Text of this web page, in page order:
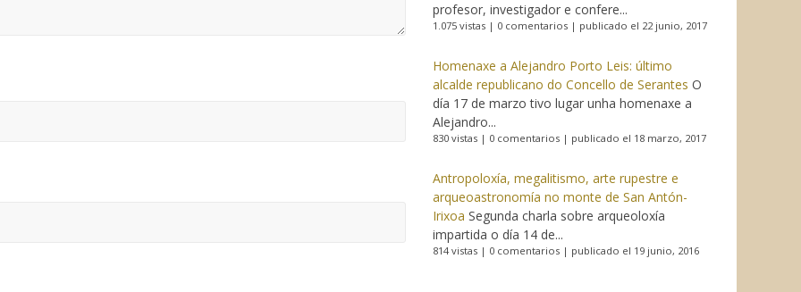
profesor, investigador e confere...
1.075 vistas | 0 comentarios | publicado el 22 junio, 2017
Homenaxe a Alejandro Porto Leis: último
alcalde republicano do Concello de Serantes O
día 17 de marzo tivo lugar unha homenaxe a
Alejandro...
830 vistas | 0 comentarios | publicado el 18 marzo, 2017
Antropoloxía, megalitismo, arte rupestre e
arqueoastronomía no monte de San Antón-
Irixoa Segunda charla sobre arqueoloxía
impartida o día 14 de...
814 vistas | 0 comentarios | publicado el 19 junio, 2016